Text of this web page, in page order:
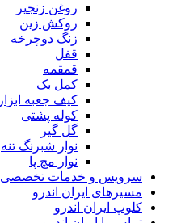
روغن زنجیر
روکش زین
زنگ دوچرخه
قفل
قمقمه
کمل بک
کیف جعبه ابزار
کوله پشتی
گل گیر
نوار شبرنگ تنه
نوار مچ پا
سرویس و خدمات تخصصی
مسیرهای ایران اندرو
کلوپ ایران اندرو